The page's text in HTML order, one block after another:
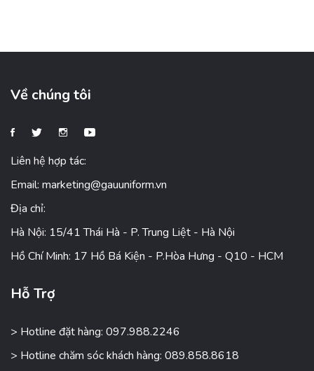
Về chúng tôi
Liên hệ hợp tác:
Email: marketing@gauuniform.vn
Địa chỉ:
Hà Nội: 15/41 Thái Hà - P. Trung Liệt - Hà Nội
Hồ Chí Minh: 17 Hồ Bá Kiện - P.Hòa Hưng - Q10 - HCM
Hỗ Trợ
> Hotline đặt hàng: 097.988.2246
> Hotline chăm sóc khách hàng: 089.858.8618